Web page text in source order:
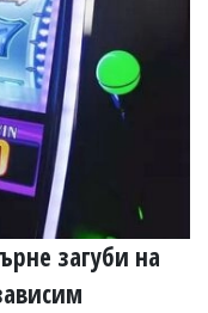
загуби на